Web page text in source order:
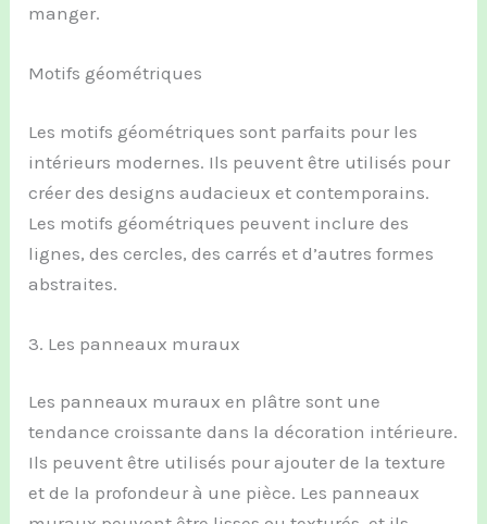
manger.
Motifs géométriques
Les motifs géométriques sont parfaits pour les
intérieurs modernes. Ils peuvent être utilisés pour
créer des designs audacieux et contemporains.
Les motifs géométriques peuvent inclure des
lignes, des cercles, des carrés et d’autres formes
abstraites.
3. Les panneaux muraux
Les panneaux muraux en plâtre sont une
tendance croissante dans la décoration intérieure.
Ils peuvent être utilisés pour ajouter de la texture
et de la profondeur à une pièce. Les panneaux